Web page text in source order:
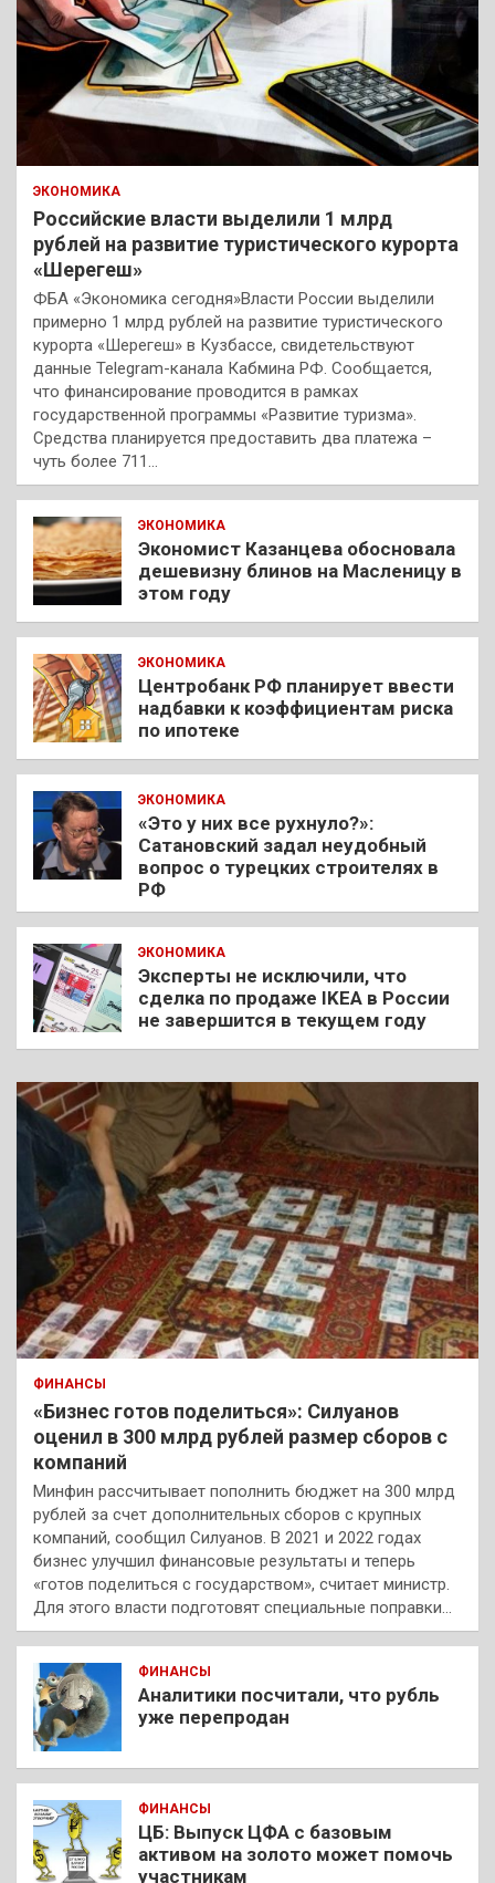
ЭКОНОМИКА
Российские власти выделили 1 млрд
рублей на развитие туристического курорта
«Шерегеш»
ФБА «Экономика сегодня»Власти России выделили
примерно 1 млрд рублей на развитие туристического
курорта «Шерегеш» в Кузбассе, свидетельствуют
данные Telegram-канала Кабмина РФ. Сообщается,
что финансирование проводится в рамках
государственной программы «Развитие туризма».
Средства планируется предоставить два платежа –
чуть более 711…
ЭКОНОМИКА
Экономист Казанцева обосновала
дешевизну блинов на Масленицу в
этом году
ЭКОНОМИКА
Центробанк РФ планирует ввести
надбавки к коэффициентам риска
по ипотеке
ЭКОНОМИКА
«Это у них все рухнуло?»:
Сатановский задал неудобный
вопрос о турецких строителях в
РФ
ЭКОНОМИКА
Эксперты не исключили, что
сделка по продаже IKEA в России
не завершится в текущем году
ФИНАНСЫ
«Бизнес готов поделиться»: Силуанов
оценил в 300 млрд рублей размер сборов с
компаний
Минфин рассчитывает пополнить бюджет на 300 млрд
рублей за счет дополнительных сборов с крупных
компаний, сообщил Силуанов. В 2021 и 2022 годах
бизнес улучшил финансовые результаты и теперь
«готов поделиться с государством», считает министр.
Для этого власти подготовят специальные поправки…
ФИНАНСЫ
Аналитики посчитали, что рубль
уже перепродан
ФИНАНСЫ
ЦБ: Выпуск ЦФА с базовым
активом на золото может помочь
участникам